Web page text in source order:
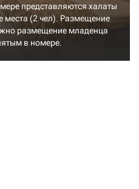
представляются халаты
места (2 чел). Размещение
размещение младенца
в номере.